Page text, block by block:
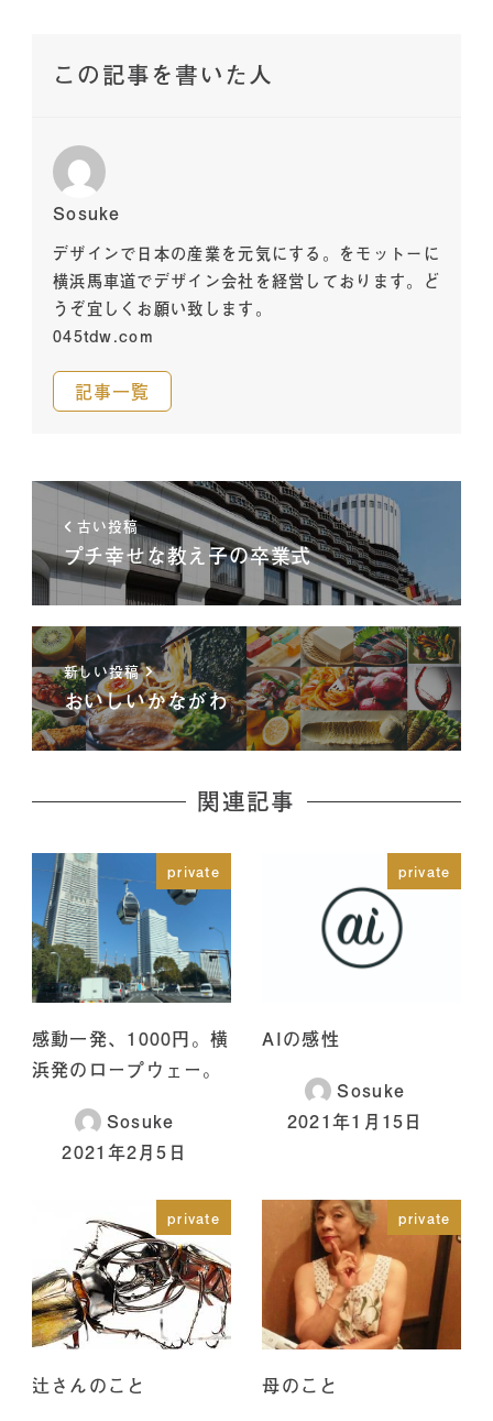
この記事を書いた人
Sosuke
デザインで日本の産業を元気にする。をモットーに
横浜馬車道でデザイン会社を経営しております。ど
うぞ宜しくお願い致します。
045tdw.com
記事一覧
古い投稿
プチ幸せな教え子の卒業式
新しい投稿
おいしいかながわ
関連記事
private
感動一発、1000円。横
浜発のロープウェー。
Sosuke
2021年2月5日
private
AIの感性
Sosuke
2021年1月15日
private
辻さんのこと
private
母のこと